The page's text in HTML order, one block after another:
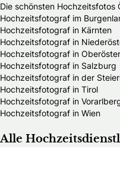
Die schönsten Hochzeitsfotos
Hochzeitsfotograf im
Hochzeitsfotograf in Kärnten
Hochzeitsfotograf in
Hochzeitsfotograf in
Hochzeitsfotograf in Salzburg
Hochzeitsfotograf in der
Hochzeitsfotograf in Tirol
Hochzeitsfotograf in
Hochzeitsfotograf in Wien
Alle